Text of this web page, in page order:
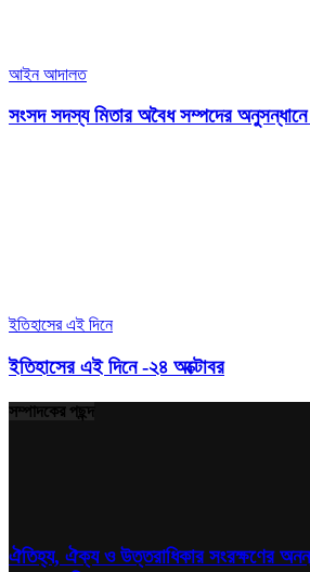
আইন আদালত
সংসদ সদস্য মিতার অবৈধ সম্পদের
ইতিহাসের এই দিনে
ইতিহাসের এই দিনে -২৪ অক্টোবর
সম্পাদকের পছন্দ
ঐতিহ্য, ঐক্য ও উত্তরাধিকার সংরক্ষণের অনন্য